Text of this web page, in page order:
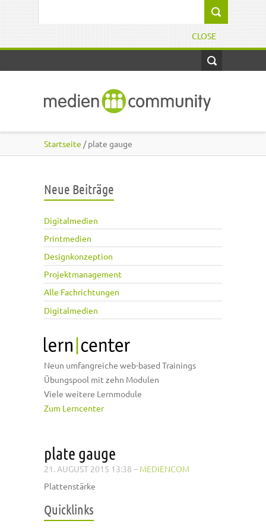
CLOSE
Startseite / plate gauge
Neue Beiträge
Digitalmedien
Printmedien
Designkonzeption
Projektmanagement
Alle Fachrichtungen
Digitalmedien
Neun umfangreiche web-based Trainings
Übungspool mit zehn Modulen
Viele weitere Lernmodule
Zum Lerncenter
plate gauge
21. AUGUST 2015 13:38 – MEDIENCOM
Plattenstärke
Quicklinks